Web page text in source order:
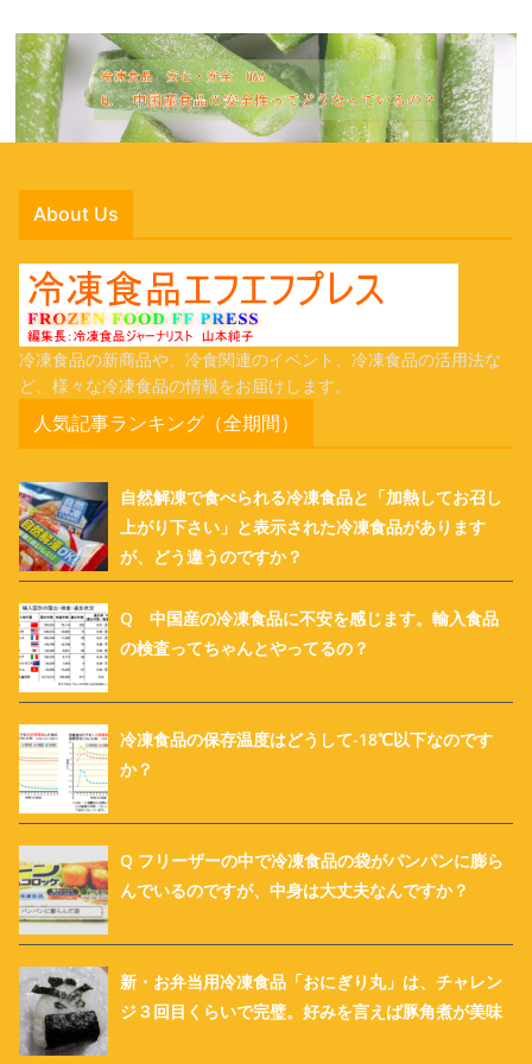
About Us
冷凍食品の新商品や、冷食関連のイベント、冷凍食品の活用法な
ど、様々な冷凍食品の情報をお届けします。
人気記事ランキング（全期間）
自然解凍で食べられる冷凍食品と「加熱してお召し
上がり下さい」と表示された冷凍食品があります
が、どう違うのですか？
Q 中国産の冷凍食品に不安を感じます。輸入食品
の検査ってちゃんとやってるの？
冷凍食品の保存温度はどうして-18℃以下なのです
か？
Q フリーザーの中で冷凍食品の袋がパンパンに膨ら
んでいるのですが、中身は大丈夫なんですか？
新・お弁当用冷凍食品「おにぎり丸」は、チャレン
ジ３回目くらいで完璧。好みを言えば豚角煮が美味